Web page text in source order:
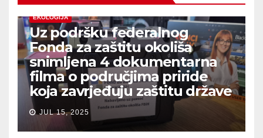
EKOLOGIJA
Uz podršku federalnog
Fonda za zaštitu okoliša
snimljena 4 dokumentarna
filma o područjima priride
koja zavrjeđuju zaštitu države
JUL 15, 2025